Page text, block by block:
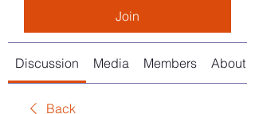
Join
Discussion Media Members About
Back